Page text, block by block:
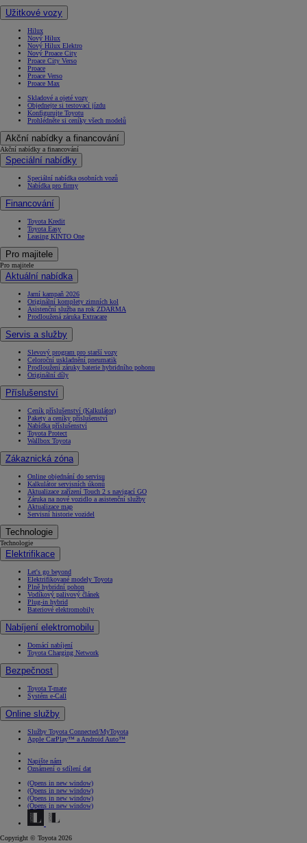
Užitkové vozy
Hilux
Nový Hilux
Nový Hilux Elektro
Nový Proace City
Proace City Verso
Proace
Proace Verso
Proace Max
Skladové a ojeté vozy
Objednejte si testovací jízdu
Konfigurujte Toyotu
Prohlédněte si ceníky všech modelů
Akční nabídky a financování
Akční nabídky a financování
Speciální nabídky
Speciální nabídka osobních vozů
Nabídka pro firmy
Financování
Toyota Kredit
Toyota Easy
Leasing KINTO One
Pro majitele
Pro majitele
Aktuální nabídka
Jarní kampaň 2026
Originální komplety zimních kol
Asistenční služba na rok ZDARMA
Prodloužená záruka Extracare
Servis a služby
Slevový program pro starší vozy
Celoroční uskladnění pneumatik
Prodloužení záruky baterie hybridního pohonu
Originální díly
Příslušenství
Ceník příslušenství (Kalkulátor)
Pakety a ceníky příslušenství
Nabídka příslušenství
Toyota Protect
Wallbox Toyota
Zákaznická zóna
Online objednání do servisu
Kalkulátor servisních úkonů
Aktualizace zařízení Touch 2 s navigací GO
Záruka na nové vozidlo a asistenční služby
Aktualizace map
Servisní historie vozidel
Technologie
Technologie
Elektrifikace
Let's go beyond
Elektrifikované modely Toyota
Plně hybridní pohon
Vodíkový palivový článek
Plug-in hybrid
Bateriové elektromobily
Nabíjení elektromobilu
Domácí nabíjení
Toyota Charging Network
Bezpečnost
Toyota T-mate
Systém e-Call
Online služby
Služby Toyota Connected/MyToyota
Apple CarPlay™ a Android Auto™
Napište nám
Oznámení o sdílení dat
(Opens in new window)
(Opens in new window)
(Opens in new window)
(Opens in new window)
Copyright © Toyota 2026